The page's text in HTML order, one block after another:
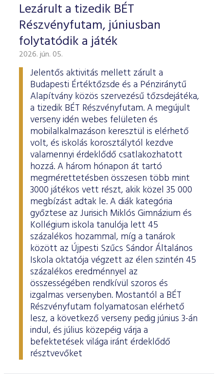
Lezárult a tizedik BÉT
Részvényfutam, júniusban
folytatódik a játék
2026. jún. 05.
Jelentős aktivitás mellett zárult a
Budapesti Értéktőzsde és a Pénziránytű
Alapítvány közös szervezésű tőzsdejátéka,
a tizedik BÉT Részvényfutam. A megújult
verseny idén webes felületen és
mobilalkalmazáson keresztül is elérhető
volt, és iskolás korosztálytól kezdve
valamennyi érdeklődő csatlakozhatott
hozzá. A három hónapon át tartó
megmérettetésben összesen több mint
3000 játékos vett részt, akik közel 35 000
megbízást adtak le. A diák kategória
győztese az Jurisich Miklós Gimnázium és
Kollégium iskola tanulója lett 45
százalékos hozammal, míg a tanárok
között az Újpesti Szűcs Sándor Általános
Iskola oktatója végzett az élen szintén 45
százalékos eredménnyel az
összességében rendkívül szoros és
izgalmas versenyben. Mostantól a BÉT
Részvényfutam folyamatosan elérhető
lesz, a következő verseny pedig június 3-án
indul, és július közepéig várja a
befektetések világa iránt érdeklődő
résztvevőket